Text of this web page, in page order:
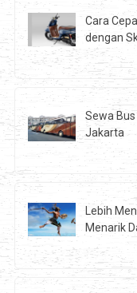
Cara
dengan
Sewa
Jakarta
Lebih
Menarik